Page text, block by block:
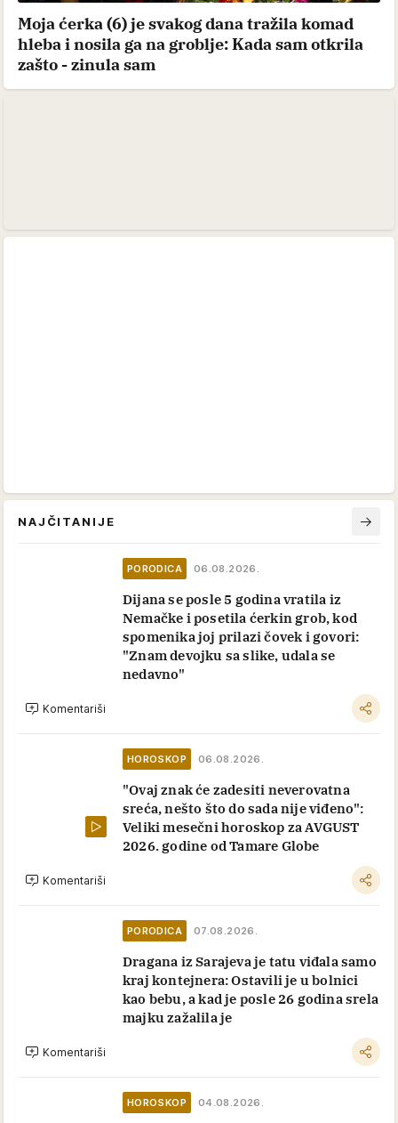
Moja ćerka (6) je svakog dana tražila komad
hleba i nosila ga na groblje: Kada sam otkrila
zašto - zinula sam
NAJČITANIJE
PORODICA 06.08.2026.
Dijana se posle 5 godina vratila iz
Nemačke i posetila ćerkin grob, kod
spomenika joj prilazi čovek i govori:
"Znam devojku sa slike, udala se
nedavno"
Komentariši
HOROSKOP 06.08.2026.
"Ovaj znak će zadesiti neverovatna
sreća, nešto što do sada nije viđeno":
Veliki mesečni horoskop za AVGUST
2026. godine od Tamare Globe
Komentariši
PORODICA 07.08.2026.
Dragana iz Sarajeva je tatu viđala samo
kraj kontejnera: Ostavili je u bolnici
kao bebu, a kad je posle 26 godina srela
majku zažalila je
Komentariši
HOROSKOP 04.08.2026.